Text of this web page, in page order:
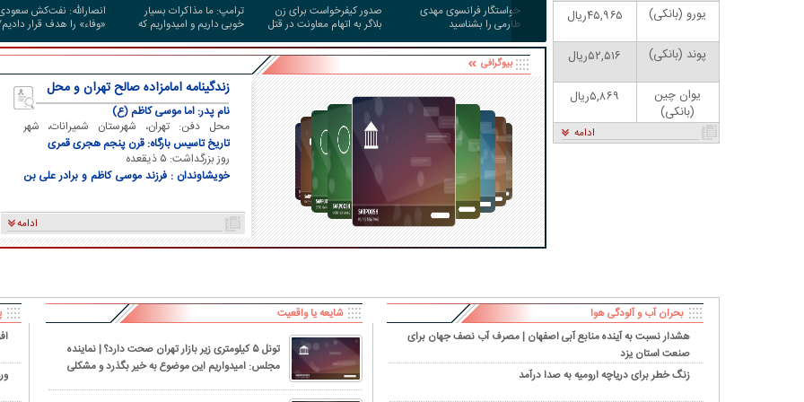
خواستگار فرانسوی مهدی
طارمی را بشناسید
صدور کیفرخواست برای زن
بلاگر به اتهام معاونت در قتل
شوهرش
ترامپ: ما مذاکرات بسیار
خوبی داریم و امیدواریم که
مجبور به حمله بزرگی علیه
ایران نشویم
انصارالله: نفت‌کش
«وفاء» را هدف قرار
تردد در تنگه هرمز
محدود است
بیوگرافی
زندگینامه امامزاده صالح تهران و محل
دفن ایشان
نام پدر: اما موسی کاظم (ع)
محل دفن: تهران، شهرستان شمیرانات، شهر
تجریش
تاریخ تاسیس بارگاه: قرن پنجم هجری قمری
روز بزرگداشت: ۵ ذیقعده
خویشاوندان : فرزند موسی کاظم و برادر علی بن
ادامه
کارتون | واکنش پزشکیان به تمجید جعفر قائم
کاریکاتور/ همنشینی شهرام دبیری و
کاریکاتور/ واکنش پزشکیان به
یورو (بانکی)
۴۵,۹۶۵ریال
پوند (بانکی)
۵۲,۵۱۶ریال
یوان چین
(بانکی)
۵,۸۶۹ریال
ادامه
بحران آب و آلودگی هوا
هشدار نسبت به آینده منابع آبی اصفهان | مصرف آب نصف جهان برای
صنعت استان یزد
زنگ خطر برای دریاچه ارومیه به صدا درآمد
شایعه یا واقعیت
تونل ۵ کیلومتری زیر بازار تهران صحت دارد؟ | نماینده
مجلس: امیدواریم این موضوع به خیر بگذرد و مشکلی